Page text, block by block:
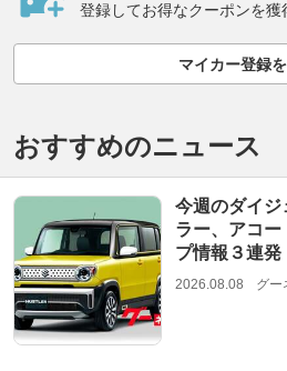
登録してお得なクーポンを獲
マイカー登録
おすすめのニュース
今週のダイジ
ラー、アコ
プ情報３連発
2026.08.08 グー